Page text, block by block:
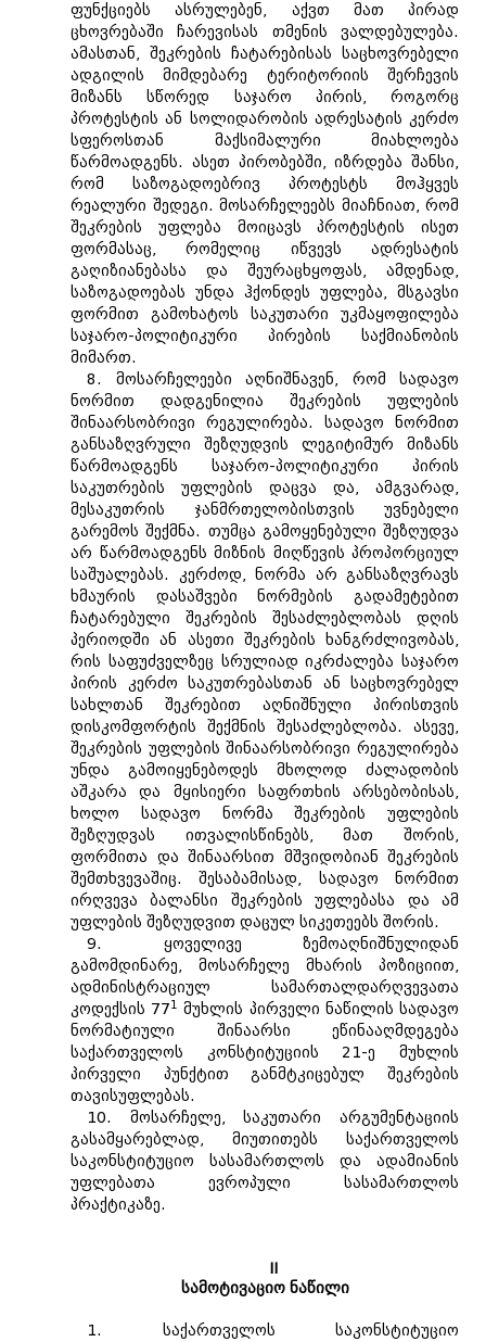
ფუნქციებს ასრულებენ, აქვთ მათ პირად
ცხოვრებაში ჩარევისას თმენის ვალდებულება.
ამასთან, შეკრების ჩატარებისას საცხოვრებელი
ადგილის მიმდებარე ტერიტორიის შერჩევის
მიზანს სწორედ საჯარო პირის, როგორც
პროტესტის ან სოლიდარობის ადრესატის კერძო
სფეროსთან მაქსიმალური მიახლოება
წარმოადგენს. ასეთ პირობებში, იზრდება შანსი,
რომ საზოგადოებრივ პროტესტს მოჰყვეს
რეალური შედეგი. მოსარჩელეებს მიაჩნიათ, რომ
შეკრების უფლება მოიცავს პროტესტის ისეთ
ფორმასაც, რომელიც იწვევს ადრესატის
გაღიზიანებასა და შეურაცხყოფას, ამდენად,
საზოგადოებას უნდა ჰქონდეს უფლება, მსგავსი
ფორმით გამოხატოს საკუთარი უკმაყოფილება
საჯარო-პოლიტიკური პირების საქმიანობის
მიმართ.
8. მოსარჩელეები აღნიშნავენ, რომ სადავო
ნორმით დადგენილია შეკრების უფლების
შინაარსობრივი რეგულირება. სადავო ნორმით
განსაზღვრული შეზღუდვის ლეგიტიმურ მიზანს
წარმოადგენს საჯარო-პოლიტიკური პირის
საკუთრების უფლების დაცვა და, ამგვარად,
მესაკუთრის ჯანმრთელობისთვის უვნებელი
გარემოს შექმნა. თუმცა გამოყენებული შეზღუდვა
არ წარმოადგენს მიზნის მიღწევის პროპორციულ
საშუალებას. კერძოდ, ნორმა არ განსაზღვრავს
ხმაურის დასაშვები ნორმების გადამეტებით
ჩატარებული შეკრების შესაძლებლობას დღის
პერიოდში ან ასეთი შეკრების ხანგრძლივობას,
რის საფუძველზეც სრულიად იკრძალება საჯარო
პირის კერძო საკუთრებასთან ან საცხოვრებელ
სახლთან შეკრებით აღნიშნული პირისთვის
დისკომფორტის შექმნის შესაძლებლობა. ასევე,
შეკრების უფლების შინაარსობრივი რეგულირება
უნდა გამოიყენებოდეს მხოლოდ ძალადობის
აშკარა და მყისიერი საფრთხის არსებობისას,
ხოლო სადავო ნორმა შეკრების უფლების
შეზღუდვას ითვალისწინებს, მათ შორის,
ფორმითა და შინაარსით მშვიდობიან შეკრების
შემთხვევაშიც. შესაბამისად, სადავო ნორმით
ირღვევა ბალანსი შეკრების უფლებასა და ამ
უფლების შეზღუდვით დაცულ სიკეთეებს შორის.
9. ყოველივე ზემოაღნიშნულიდან
გამომდინარე, მოსარჩელე მხარის პოზიციით,
ადმინისტრაციულ სამართალდარღვევათა
კოდექსის 771 მუხლის პირველი ნაწილის სადავო
ნორმატიული შინაარსი ეწინააღმდეგება
საქართველოს კონსტიტუციის 21-ე მუხლის
პირველი პუნქტით განმტკიცებულ შეკრების
თავისუფლებას.
10. მოსარჩელე, საკუთარი არგუმენტაციის
გასამყარებლად, მიუთითებს საქართველოს
საკონსტიტუციო სასამართლოს და ადამიანის
უფლებათა ევროპული სასამართლოს
პრაქტიკაზე.
II
სამოტივაციო ნაწილი
1. საქართველოს საკონსტიტუციო